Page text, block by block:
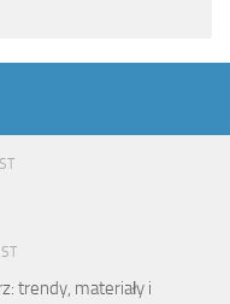
trendy, materiały i